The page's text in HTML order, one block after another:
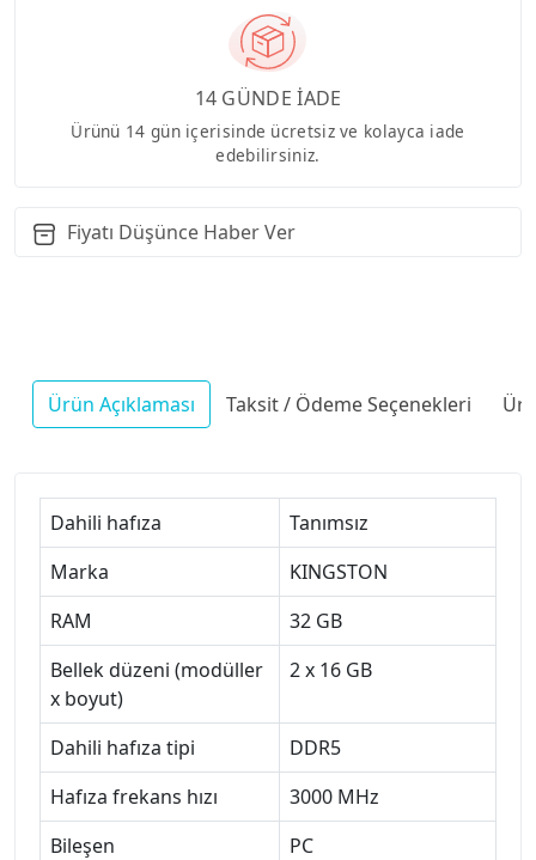
14 GÜNDE İADE
Ürünü 14 gün içerisinde ücretsiz ve kolayca iade
edebilirsiniz.
Fiyatı Düşünce Haber Ver
Ürün Açıklaması Taksit / Ödeme Seçenekleri
Dahili hafıza
Tanımsız
Marka
KINGSTON
RAM
32 GB
Bellek düzeni (modüller
x boyut)
2 x 16 GB
Dahili hafıza tipi
DDR5
Hafıza frekans hızı
3000 MHz
Bileşen
PC